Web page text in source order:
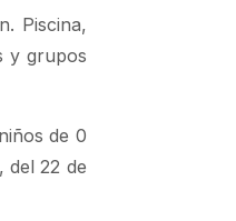
Piscina,
y grupos
de 0
, del 22 de